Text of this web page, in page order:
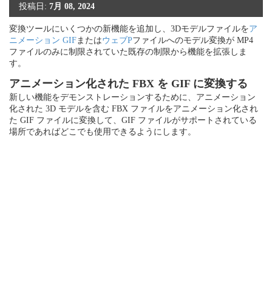
投稿日: 7月 08, 2024
変換ツールにいくつかの新機能を追加し、3Dモデルファイルをア
ニメーション GIFまたはウェブPファイルへのモデル変換が MP4
ファイルのみに制限されていた既存の制限から機能を拡張しま
す。
アニメーション化された FBX を GIF に変換する
新しい機能をデモンストレーションするために、アニメーション
化された 3D モデルを含む FBX ファイルをアニメーション化され
た GIF ファイルに変換して、GIF ファイルがサポートされている
場所であればどこでも使用できるようにします。